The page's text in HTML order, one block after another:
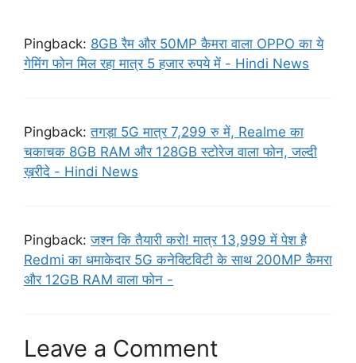
Pingback: 8GB रैम और 50MP कैमरा वाला OPPO का ये
गेमिंग फोन मिल रहा मात्र 5 हजार रुपये में - Hindi News
Pingback:तगड़ा 5G मात्र 7,299 रु में, Realme का
चकाचक 8GB RAM और 128GB स्टोरेज वाला फोन, जल्दी
ख़रीदे - Hindi News
Pingback:जश्न कि तैयारी करो! मात्र 13,999 में पेश है
Redmi का धमाकेदार 5G कनेक्टिविटी के साथ 200MP कैमरा
और 12GB RAM वाला फोन -
Leave a Comment